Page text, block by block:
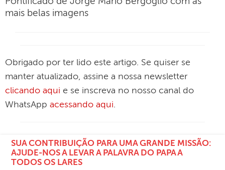
mais belas imagens
Obrigado por ter lido este artigo. Se quiser se
manter atualizado, assine a nossa newsletter
clicando aqui e se inscreva no nosso canal do
WhatsApp acessando aqui.
SUA CONTRIBUIÇÃO PARA UMA GRANDE MISSÃO:
AJUDE-NOS A LEVAR A PALAVRA DO PAPA A
TODOS OS LARES